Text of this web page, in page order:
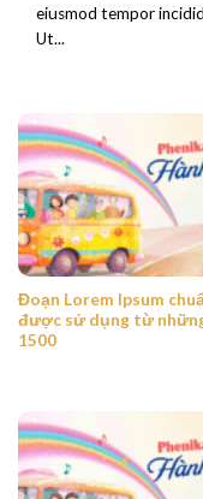
eiusmod tempor
Ut...
Đoạn Lorem Ipsum
được sử dụng từ
1500